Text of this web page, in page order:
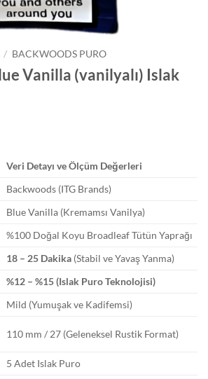
/ BACKWOODS PURO
Vanilla (vanilyalı) Islak
Veri Detayı ve Ölçüm Değerleri
Backwoods (ITG Brands)
Blue Vanilla (Kremamsı Vanilya)
%100 Doğal Koyu Broadleaf Tütün Yaprağı
18 – 25 Dakika (Stabil ve Yavaş Yanma)
%12 – %15 (Islak Puro Teknolojisi)
Mild (Yumuşak ve Kadifemsi)
110 mm / 27 (Geleneksel Rustik Format)
5 Adet Islak Puro